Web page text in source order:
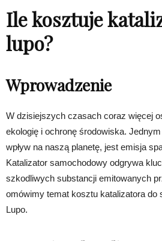
Ile kosztuje
lupo?
Wprowadzenie
W dzisiejszych czasach coraz więcej
ekologię i ochronę środowiska.
wpływ na naszą planetę, jest emisja
Katalizator samochodowy odgrywa
szkodliwych substancji emitowanych
omówimy temat kosztu katalizatora do
Lupo.